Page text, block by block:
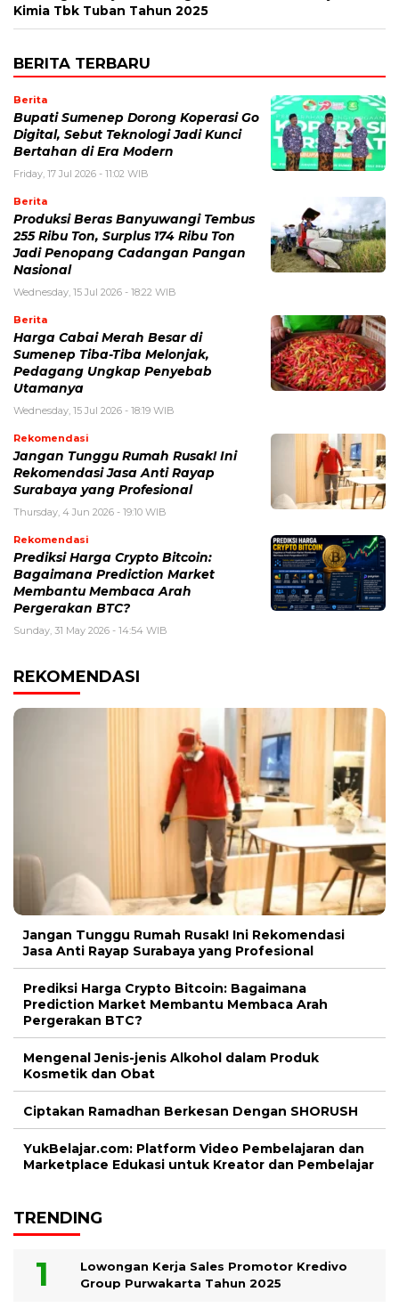
Kimia Tbk Tuban Tahun 2025
BERITA TERBARU
Berita
Bupati Sumenep Dorong Koperasi Go
Digital, Sebut Teknologi Jadi Kunci
Bertahan di Era Modern
Friday, 17 Jul 2026 - 11:02 WIB
Berita
Produksi Beras Banyuwangi Tembus
255 Ribu Ton, Surplus 174 Ribu Ton
Jadi Penopang Cadangan Pangan
Nasional
Wednesday, 15 Jul 2026 - 18:22 WIB
Berita
Harga Cabai Merah Besar di
Sumenep Tiba-Tiba Melonjak,
Pedagang Ungkap Penyebab
Utamanya
Wednesday, 15 Jul 2026 - 18:19 WIB
Rekomendasi
Jangan Tunggu Rumah Rusak! Ini
Rekomendasi Jasa Anti Rayap
Surabaya yang Profesional
Thursday, 4 Jun 2026 - 19:10 WIB
Rekomendasi
Prediksi Harga Crypto Bitcoin:
Bagaimana Prediction Market
Membantu Membaca Arah
Pergerakan BTC?
Sunday, 31 May 2026 - 14:54 WIB
REKOMENDASI
Jangan Tunggu Rumah Rusak! Ini Rekomendasi
Jasa Anti Rayap Surabaya yang Profesional
Prediksi Harga Crypto Bitcoin: Bagaimana
Prediction Market Membantu Membaca Arah
Pergerakan BTC?
Mengenal Jenis-jenis Alkohol dalam Produk
Kosmetik dan Obat
Ciptakan Ramadhan Berkesan Dengan SHORUSH
YukBelajar.com: Platform Video Pembelajaran dan
Marketplace Edukasi untuk Kreator dan Pembelajar
TRENDING
Lowongan Kerja Sales Promotor Kredivo
Group Purwakarta Tahun 2025